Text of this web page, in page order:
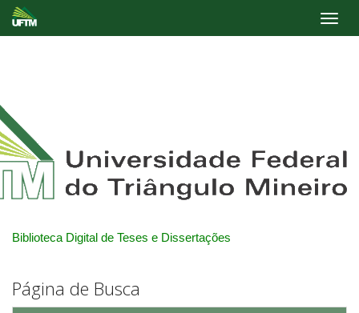
Biblioteca Digital de Teses e Dissertações
Página de Busca